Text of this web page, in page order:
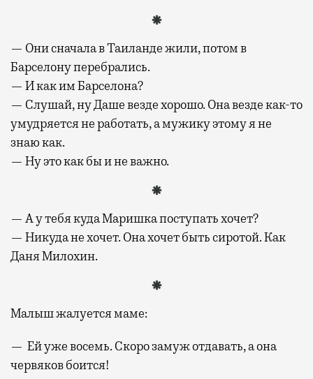
— Они сначала в Таиланде жили, потом в
Барселону перебрались.
— И как им Барселона?
— Слушай, ну Даше везде хорошо. Она везде как-то
умудряется не работать, а мужику этому я не
знаю как.
— Ну это как бы и не важно.
— А у тебя куда Маришка поступать хочет?
— Никуда не хочет. Она хочет быть сиротой. Как
Даня Милохин.
Малыш жалуется маме:
— Ей уже восемь. Скоро замуж отдавать, а она
червяков боится!